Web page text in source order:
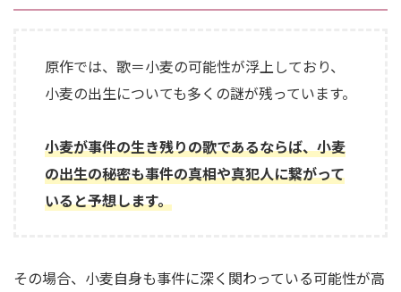
原作では、歌＝小麦の可能性が浮上しており、
小麦の出生についても多くの謎が残っています。
小麦が事件の生き残りの歌であるならば、小麦
の出生の秘密も事件の真相や真犯人に繋がって
いると予想します。
その場合、小麦自身も事件に深く関わっている可能性が高